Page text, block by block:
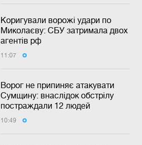
Коригували ворожі удари по
Миколаєву: СБУ затримала двох
агентів рф
11:07
Ворог не припиняє атакувати
Сумщину: внаслідок обстрілу
постраждали 12 людей
10:49